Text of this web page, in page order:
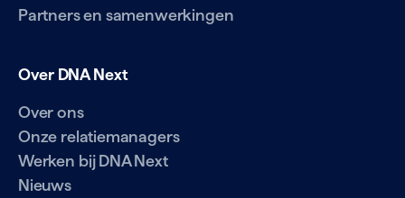
Partners en samenwerkingen
Over DNA Next
Over ons
Onze relatiemanagers
Werken bij DNA Next
Nieuws